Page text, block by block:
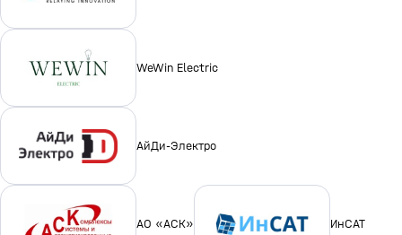
WeWin Electric
АйДи-Электро
АО «АСК» ИнСАТ